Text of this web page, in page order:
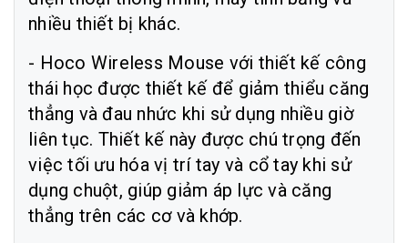
nhiều thiết bị khác.
- Hoco Wireless Mouse với thiết kế công
thái học được thiết kế để giảm thiểu căng
thẳng và đau nhức khi sử dụng nhiều giờ
liên tục. Thiết kế này được chú trọng đến
việc tối ưu hóa vị trí tay và cổ tay khi sử
dụng chuột, giúp giảm áp lực và căng
thẳng trên các cơ và khớp.